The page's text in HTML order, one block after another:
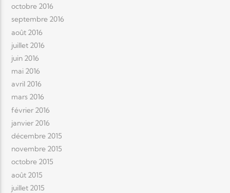
octobre 2016
septembre 2016
août 2016
juillet 2016
juin 2016
mai 2016
avril 2016
mars 2016
février 2016
janvier 2016
décembre 2015
novembre 2015
octobre 2015
août 2015
juillet 2015